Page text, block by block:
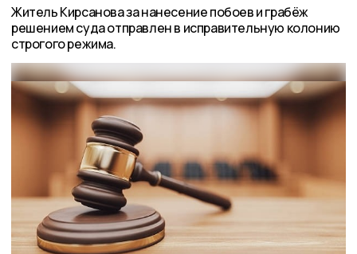
Житель Кирсанова за нанесение побоев и грабёж
решением суда отправлен в исправительную колонию
строгого режима.